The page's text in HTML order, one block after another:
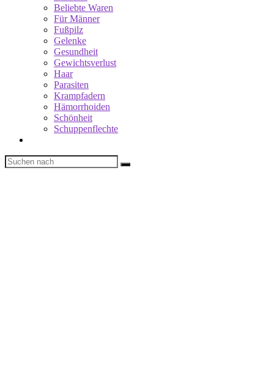
Beliebte Waren
Für Männer
Fußpilz
Gelenke
Gesundheit
Gewichtsverlust
Haar
Parasiten
Krampfadern
Hämorrhoiden
Schönheit
Schuppenflechte